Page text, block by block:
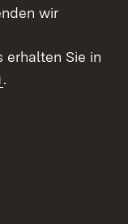
wir
erhalten Sie in
.